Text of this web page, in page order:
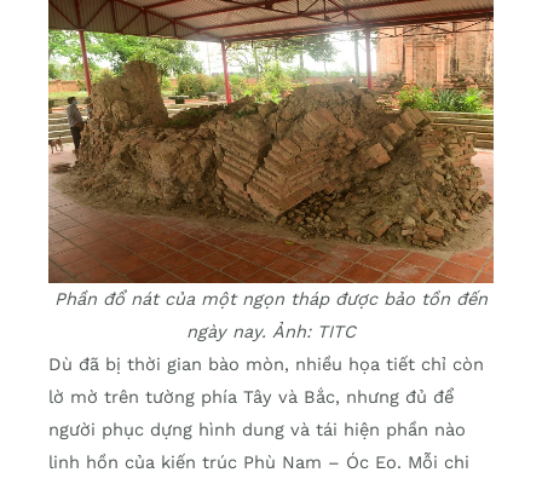
Phần đổ nát của một ngọn thápđược bảo tồn đến
ngày nay. Ảnh: TITC
Dù đã bị thời gian bào mòn, nhiều họa tiết chỉ còn
lờ mờ trên tường phía Tây và Bắc, nhưng đủ để
người phục dựng hình dung và tái hiện phần nào
linh hồn của kiến trúc Phù Nam – Óc Eo. Mỗi chi